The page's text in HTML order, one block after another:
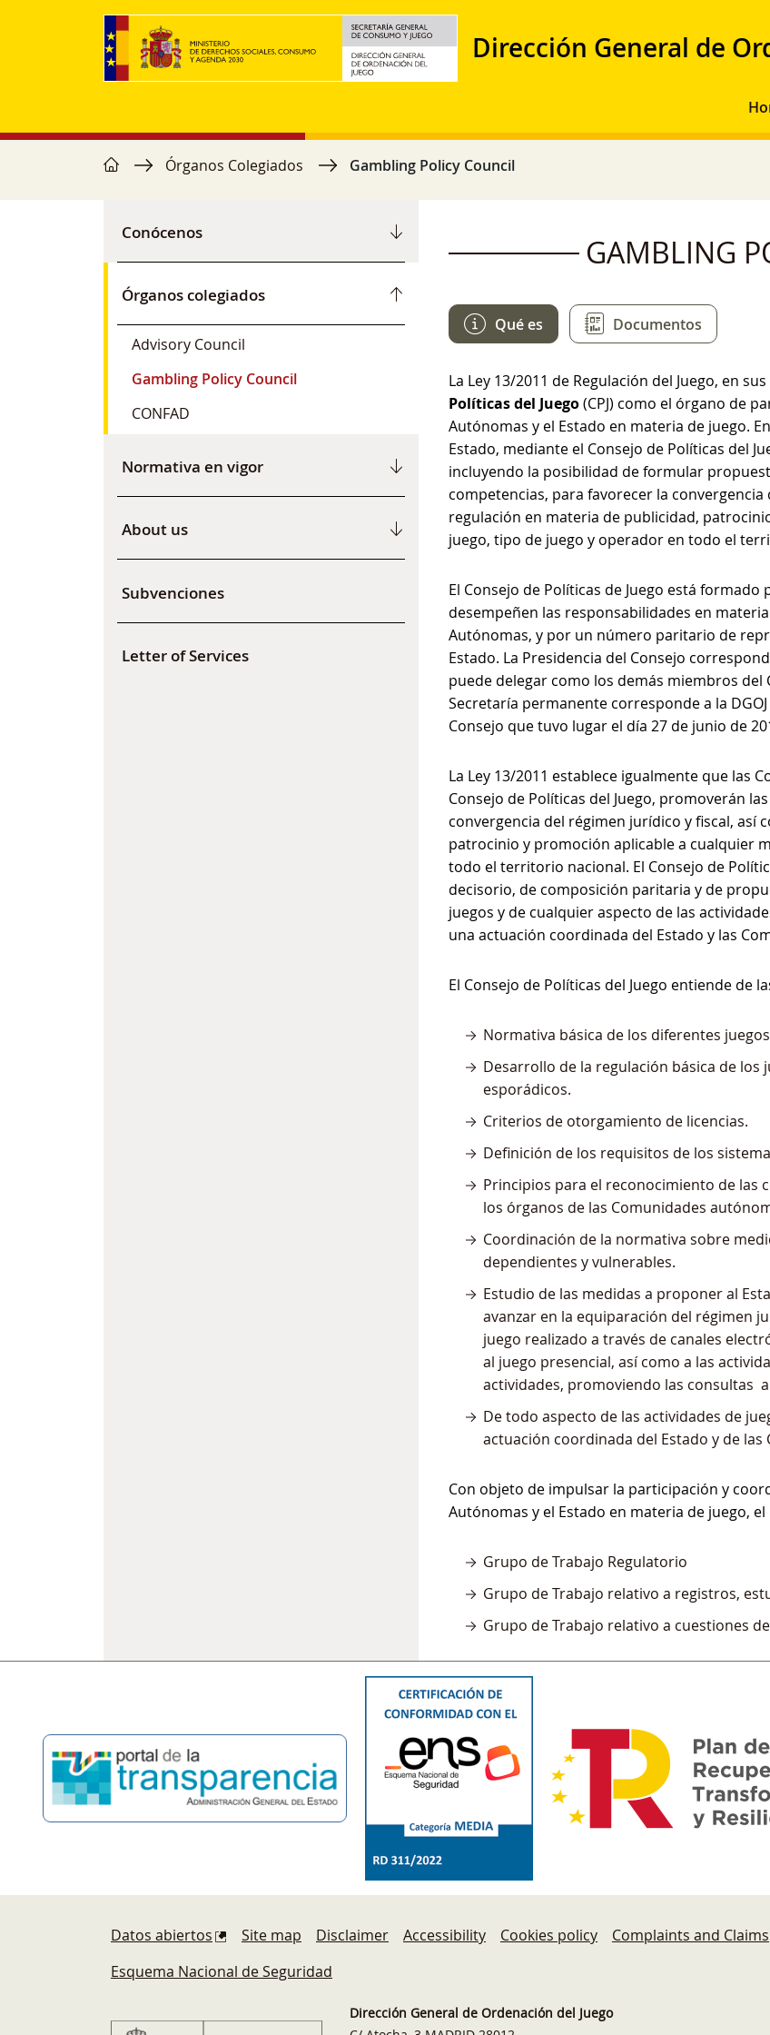
Skip to main content
Dirección General de
Breadcrumb
home Órganos Colegiados Gambling Policy Council
Conócenos
Órganos colegiados
Advisory Council
Gambling Policy Council
CONFAD
Normativa en vigor
About us
Subvenciones
Letter of Services
GAMBLING
Qué es Documentos
La Ley 13/2011 de Regulación del Juego, en
Políticas del Juego(CPJ) como el órgano de
Autónomas y el Estado en materia de juego.
Estado, mediante el Consejo de Políticas del
incluyendo la posibilidad de formular
competencias, para favorecer la
regulación en materia de publicidad,
juego, tipo de juego y operador en todo el
El Consejo de Políticas de Juego está
desempeñen las responsabilidades en
Autónomas, y por un número paritario de
Estado. La Presidencia del Consejo
puede delegar como los demás miembros
Secretaría permanente corresponde a la
Consejo que tuvo lugar el día 27 de junio de
La Ley 13/2011 establece igualmente que las
Consejo de Políticas del Juego, promoverán
convergencia del régimen jurídico y fiscal, así
patrocinio y promoción aplicable a cualquier
todo el territorio nacional. El Consejo de
decisorio, de composición paritaria y de
juegos y de cualquier aspecto de las
una actuación coordinada del Estado y las
El Consejo de Políticas del Juego entiende de
Normativa básica de los diferentes juegos
Desarrollo de la regulación básica de los
esporádicos.
Criterios de otorgamiento de licencias.
Definición de los requisitos de los
Principios para el reconocimiento de las
los órganos de las Comunidades
Coordinación de la normativa sobre
dependientes y vulnerables.
Estudio de las medidas a proponer al
avanzar en la equiparación del régimen
juego realizado a través de canales
al juego presencial, así como a las
actividades, promoviendo las consultas
De todo aspecto de las actividades de
actuación coordinada del Estado y de
Con objeto de impulsar la participación y
Autónomas y el Estado en materia de juego,
Grupo de Trabajo Regulatorio
Grupo de Trabajo relativo a registros,
Grupo de Trabajo relativo a cuestiones
Datos abiertos
Site map Disclaimer Accessibility Cookies policy Complaints and Claims
Esquema Nacional de Seguridad
Dirección General de Ordenación del Juego